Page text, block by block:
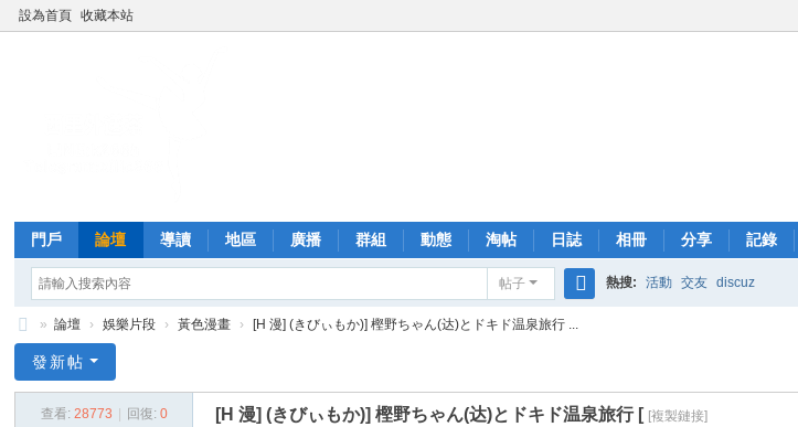
設為首頁 收藏本站
門戶 論壇 導讀 地區 廣播 群組 動態 淘帖 日誌 相冊 分享 記錄
帖子 熱搜: 活動 交友 discuz
西
里
» 論壇 › 娛樂片段 › 黃色漫畫 › [H 漫] (きびぃもか)] 樫野ちゃん(达)とドキド温泉旅行 ...
發新帖
查看: 28773 回復: 0 [H 漫] (きびぃもか)] 樫野ちゃん(达)とドキド温泉旅行 [ [複製鏈接]